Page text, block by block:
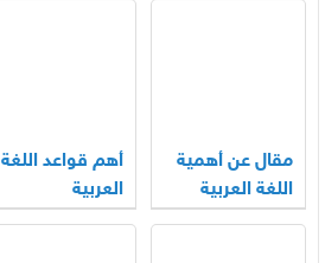
مقال عن أهمية
اللغة العربية
أهم قواعد اللغة
العربية